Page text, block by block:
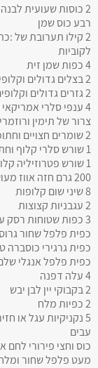
2 כוסות שעועית לבנה מושרת ללילה (400 גרם לפני השריה) ומסוננת
רבע כוס שמן
2 קילו תערובת של
לקוביות
4 כפות שמן זית
2 בצלים גדולים וקלופים, חתוכים לקוביות קטנות
2 גזרים גדולים וקלופים, חתוכים לקוביות קטנות
4 ענפי סלרי אמריקאי קצוצים
צרור של תימין
2 שומרים חצויים וחתוכים לחצאי עיגולים דקים
1 שורש סלרי קלוף וחתוך לקוביות קטנות
1 שורש פטרוזיליה קלוף וחתוך לקוביות קטנות
200 גרם חזה אווז מעושן חתוך לקוביות קטנות או בייקון
8 שיני שום קלופות
2 עגבניות קצוצות
3 כפות שטוחות רסק עגבניות
כפית פלפל שחור גרוס
כפית גרגירי כוסברה
כפית פלפל אנגלי
4 עלה דפנה
2 בקבוקי יין לבן יבש
2 כפיות מלח
עבים
כוס וחצי פירורי לחם
מעט פלפל שחור ומלח